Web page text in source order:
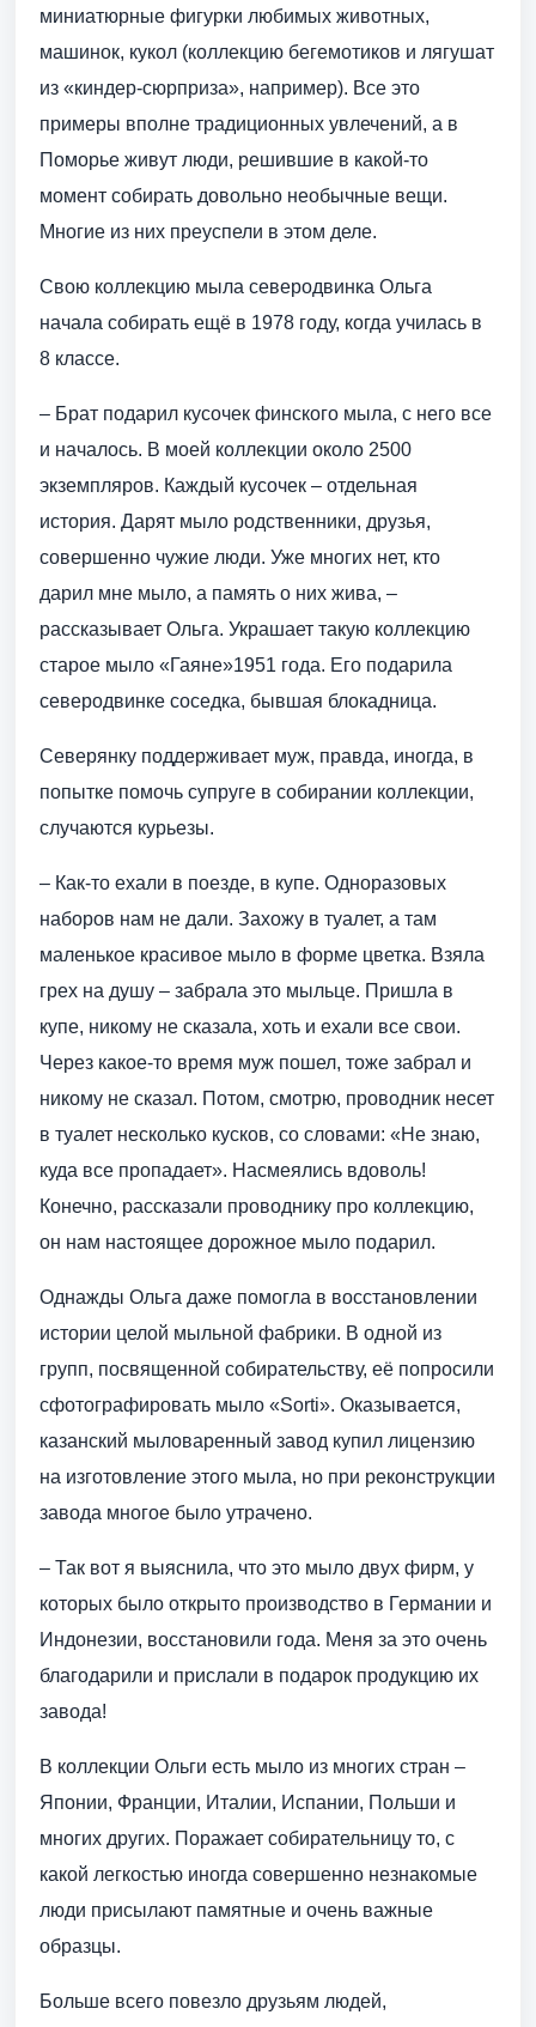
миниатюрные фигурки любимых животных,
машинок, кукол (коллекцию бегемотиков и лягушат
из «киндер-сюрприза», например). Все это
примеры вполне традиционных увлечений, а в
Поморье живут люди, решившие в какой-то
момент собирать довольно необычные вещи.
Многие из них преуспели в этом деле.
Свою коллекцию мыла северодвинка Ольга
начала собирать ещё в 1978 году, когда училась в
8 классе.
– Брат подарил кусочек финского мыла, с него все
и началось. В моей коллекции около 2500
экземпляров. Каждый кусочек – отдельная
история. Дарят мыло родственники, друзья,
совершенно чужие люди. Уже многих нет, кто
дарил мне мыло, а память о них жива, –
рассказывает Ольга. Украшает такую коллекцию
старое мыло «Гаяне»1951 года. Его подарила
северодвинке соседка, бывшая блокадница.
Северянку поддерживает муж, правда, иногда, в
попытке помочь супруге в собирании коллекции,
случаются курьезы.
– Как-то ехали в поезде, в купе. Одноразовых
наборов нам не дали. Захожу в туалет, а там
маленькое красивое мыло в форме цветка. Взяла
грех на душу – забрала это мыльце. Пришла в
купе, никому не сказала, хоть и ехали все свои.
Через какое-то время муж пошел, тоже забрал и
никому не сказал. Потом, смотрю, проводник несет
в туалет несколько кусков, со словами: «Не знаю,
куда все пропадает». Насмеялись вдоволь!
Конечно, рассказали проводнику про коллекцию,
он нам настоящее дорожное мыло подарил.
Однажды Ольга даже помогла в восстановлении
истории целой мыльной фабрики. В одной из
групп, посвященной собирательству, её попросили
сфотографировать мыло «Sorti». Оказывается,
казанский мыловаренный завод купил лицензию
на изготовление этого мыла, но при реконструкции
завода многое было утрачено.
– Так вот я выяснила, что это мыло двух фирм, у
которых было открыто производство в Германии и
Индонезии, восстановили года. Меня за это очень
благодарили и прислали в подарок продукцию их
завода!
В коллекции Ольги есть мыло из многих стран –
Японии, Франции, Италии, Испании, Польши и
многих других. Поражает собирательницу то, с
какой легкостью иногда совершенно незнакомые
люди присылают памятные и очень важные
образцы.
Больше всего повезло друзьям людей,